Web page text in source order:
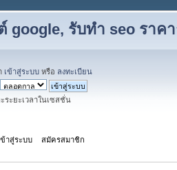
google, รับทำ seo ราค
เข้าสู่ระบบ หรือ ลงทะเบียน
ระยะเวลาในเซสชั่น
ข้าสู่ระบบ สมัครสมาชิก